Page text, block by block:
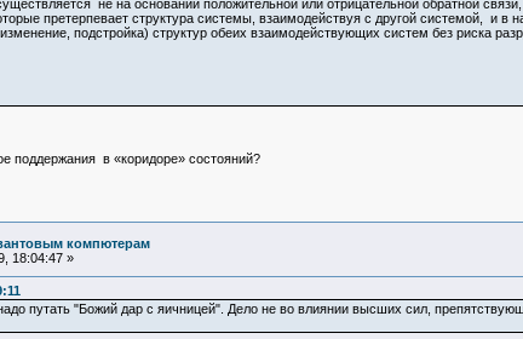
не на основании положительной или отрицательной обратной
претерпевает структура системы, взаимодействуя с другой системой, и в
подстройка) структур обеих взаимодействующих систем без риска
поддержания в «коридоре» состояний?
компютерам
18:04:47 »
путать "Божий дар с яичницей". Дело не во влиянии высших сил,